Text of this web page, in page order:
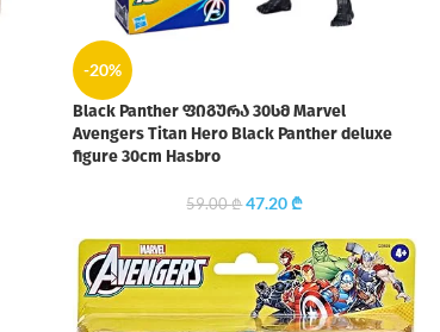
-20%
Black Panther ფიგურა 30სმ Marvel
Avengers Titan Hero Black Panther deluxe
figure 30cm Hasbro
59.00₾ 47.20₾